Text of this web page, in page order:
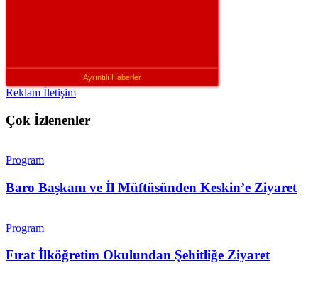
Ayrıntılı Haberler
Reklam İletişim
Çok İzlenenler
Program
Baro Başkanı ve İl Müftüsünden Keskin’e Ziyaret
Program
Fırat İlköğretim Okulundan Şehitliğe Ziyaret